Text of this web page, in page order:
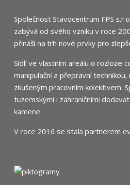
Společnost Stavocentrum FPS
zabývá od svého vzniku v roce
přináší na trh nové prvky pro
Sídlí ve vlastním areálu o rozloze
manipulační a přepravní
zkušeným pracovním kolektivem.
tuzemskými i zahraničními
kamene.
V roce 2016 se stala partnerem